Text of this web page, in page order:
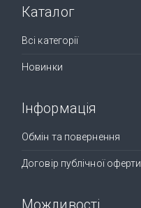
Каталог
Всі категорії
Новинки
Інформація
Обмін та повернення
Договір публічної оферти